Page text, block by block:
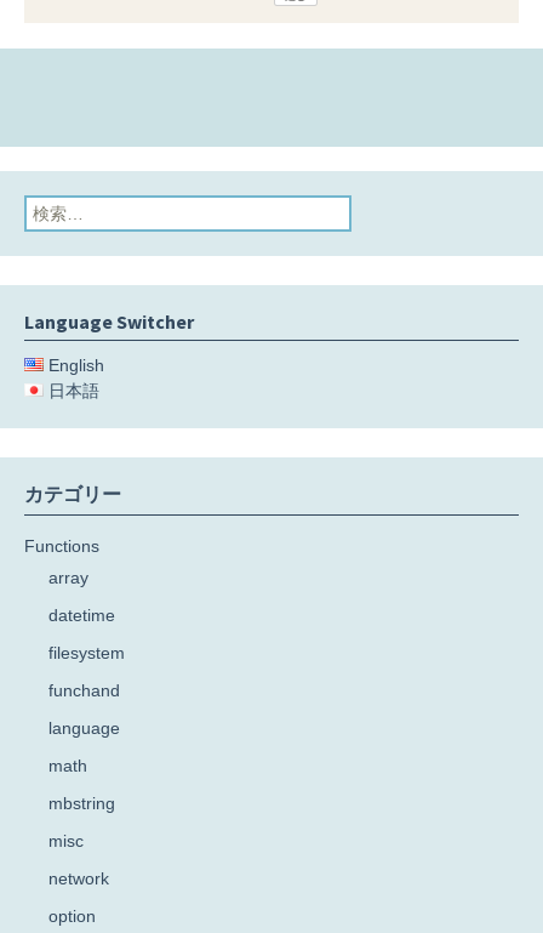
検
索:
Language Switcher
English
日本語
カテゴリー
Functions
array
datetime
filesystem
funchand
language
math
mbstring
misc
network
option